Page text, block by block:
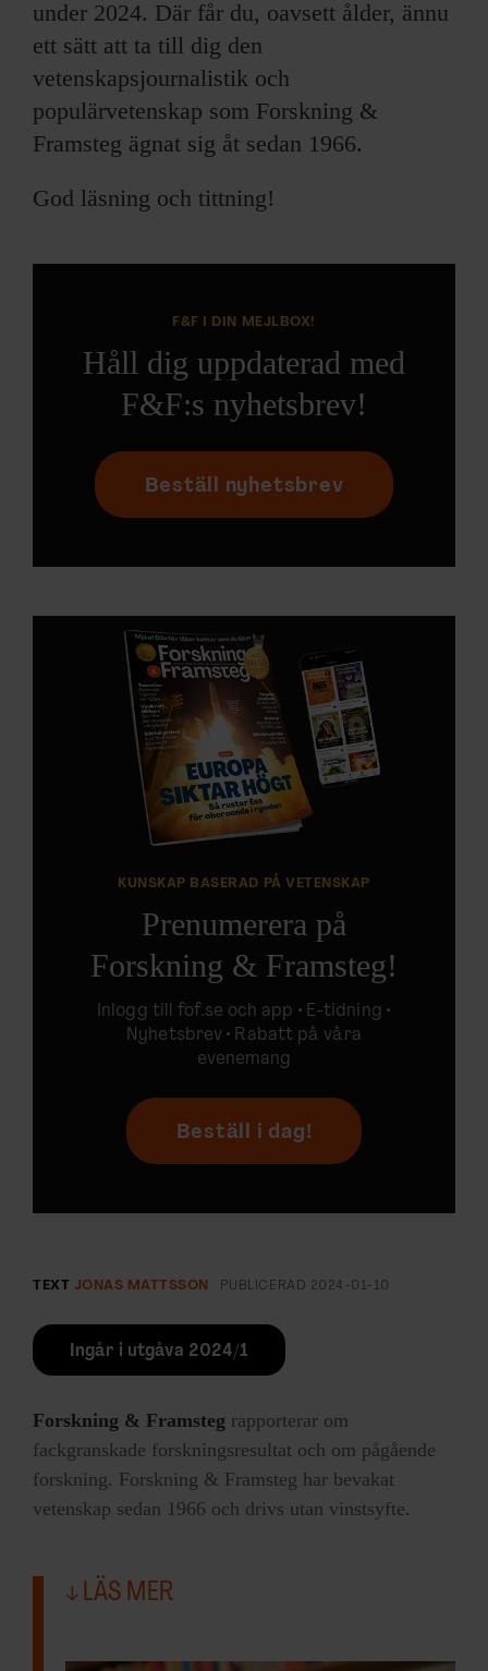
under 2024. Där får du, oavsett ålder, ännu
ett sätt att ta till dig den
vetenskapsjournalistik och
populärvetenskap som Forskning &
Framsteg ägnat sig åt sedan 1966.
God läsning och tittning!
F&F I DIN MEJLBOX!
Håll dig uppdaterad med
F&F:s nyhetsbrev!
Beställ nyhetsbrev
KUNSKAP BASERAD PÅ VETENSKAP
Prenumerera på
Forskning & Framsteg!
Inlogg tillfof.se och app • E-tidning •
Nyhetsbrev • Rabatt på våra
evenemang
Beställ i dag!
TEXT JONAS MATTSSON PUBLICERAD 2024-01-10
Ingår i utgåva 2024/1
Forskning & Framsteg rapporterar om
fackgranskade forskningsresultat och om pågående
forskning. Forskning & Framsteg har bevakat
vetenskap sedan 1966 och drivs utan vinstsyfte.
LÄS MER